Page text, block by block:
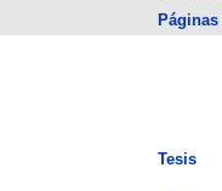
Páginas
Tesis